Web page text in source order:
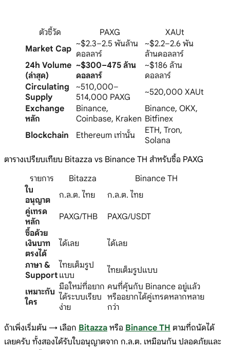
ตัวชี้วัด PAXG
XAUt
Market Cap ~$2.3–2.5 พันล้าน
ดอลลาร์
~$2.2–2.6 พัน
ล้านดอลลาร์
24h Volume
(ล่าสุด)
~$300–475 ล้าน
ดอลลาร์
~$186 ล้าน
ดอลลาร์
Circulating
Supply
~510,000–
514,000 PAXG
~520,000 XAUt
Exchange
หลัก
Binance,
Coinbase, Kraken
Binance, OKX,
Bitfinex
Blockchain
Ethereum เท่านั้น
ETH, Tron,
Solana
ตารางเปรียบเทียบ Bitazza vs Binance TH สำหรับซื้อ PAXG
รายการ
Bitazza
Binance TH
ใบ
อนุญาต
ก.ล.ต. ไทย
ก.ล.ต. ไทย
คู่เทรด
หลัก
PAXG/THB
PAXG/USDT
ซื้อด้วย
เงินบาท
ตรงได้
ได้เลย ได้เลย
ภาษา &
Support
ไทยเต็มรูป
แบบ
ไทยเต็มรูปแบบ
เหมาะกับ
ใคร
มือใหม่ที่อยาก
ได้ระบบเรียบ
ง่าย
คนที่คุ้นกับ Binance อยู่แล้ว
หรืออยากได้คู่เทรดหลากหลาย
กว่า
ถ้าเพิ่งเริ่มต้น → เลือก Bitazza หรือ Binance TH ตามที่ถนัดได้
เลยครับ ทั้งสองได้รับใบอนุญาตจาก ก.ล.ต. เหมือนกัน ปลอดภัยและ